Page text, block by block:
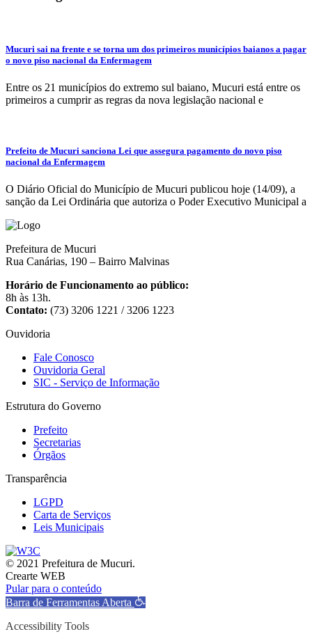
Mucuri sai na frente e se torna um dos primeiros municípios baianos a pagar
o novo piso nacional da Enfermagem
Entre os 21 municípios do extremo sul baiano, Mucuri está entre os
primeiros a cumprir as regras da nova legislação nacional e
Prefeito de Mucuri sanciona Lei que assegura pagamento do novo piso
nacional da Enfermagem
O Diário Oficial do Município de Mucuri publicou hoje (14/09), a
sanção da Lei Ordinária que autoriza o Poder Executivo Municipal a
Prefeitura de Mucuri
Rua Canárias, 190 – Bairro Malvinas
Horário de Funcionamento ao público:
8h às 13h.
Contato: (73) 3206 1221 / 3206 1223
Ouvidoria
Fale Conosco
Ouvidoria Geral
SIC - Serviço de Informação
Estrutura do Governo
Prefeito
Secretarias
Órgãos
Transparência
LGPD
Carta de Serviços
Leis Municipais
© 2021 Prefeitura de Mucuri.
Crearte WEB
Pular para o conteúdo
Barra de Ferramentas Aberta
Accessibility Tools